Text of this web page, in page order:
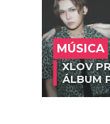
MÚSICA
XLOV
ÁLBUM